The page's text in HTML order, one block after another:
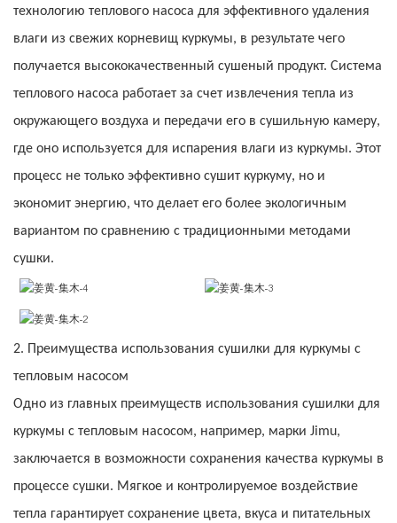
технологию теплового насоса для эффективного удаления
влаги из свежих корневищ куркумы, в результате чего
получается высококачественный сушеный продукт. Система
теплового насоса работает за счет извлечения тепла из
окружающего воздуха и передачи его в сушильную камеру,
где оно используется для испарения влаги из куркумы. Этот
процесс не только эффективно сушит куркуму, но и
экономит энергию, что делает его более экологичным
вариантом по сравнению с традиционными методами
сушки.
2. Преимущества использования сушилки для куркумы с
тепловым насосом
Одно из главных преимуществ использования сушилки для
куркумы с тепловым насосом, например, марки Jimu,
заключается в возможности сохранения качества куркумы в
процессе сушки. Мягкое и контролируемое воздействие
тепла гарантирует сохранение цвета, вкуса и питательных